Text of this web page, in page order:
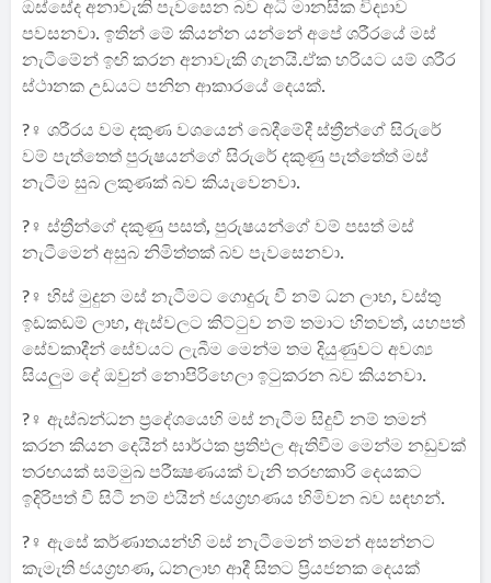
ඔස්‌සේද අනාවැකි පැවසෙන බව අධි මානසික විද්‍යාව
පවසනවා. ඉතින් මේ කියන්න යන්නේ අපේ ශරීරයේ මස්
නැටීමේන් ඉඟි කරන අනාවැකි ගැනයි.ඒක හරියට යම් ශරීර
ස්‌ථානක උඩයට පනින ආකාරයේ දෙයක්.
?‍♀️ ශරීරය වම දකුණ වශයෙන් බෙදීමේදී ස්‌ත්‍රීන්ගේ සිරුරේ
වම් පැත්තෙත් පුරුෂයන්ගේ සිරුරේ දකුණු පැත්තේත් මස්‌
නැටීම සුබ ලකුණක්‌ බව කියැවෙනවා.
?‍♀️ ස්‌ත්‍රීන්ගේ දකුණු පසත්, පුරුෂයන්ගේ වම් පසත් මස්‌
නැටීමෙන් අසුබ නිමිත්තක්‌ බව පැවසෙනවා.
?‍♀️ හිස්‌ මුදුන මස්‌ නැටීමට ගොදුරු වී නම් ධන ලාභ, වස්‌තු
ඉඩකඩම් ලාභ, ඇස්‌වලට කිට්‌ටුව නම් තමාට හිතවත්, යහපත්
සේවකාදීන් සේවයට ලැබීම මෙන්ම තම දියුණුවට අවශ්‍ය
සියලුම දේ ඔවුන් නොපිරිහෙලා ඉටුකරන බව කියනවා.
?‍♀️ ඇස්‌බන්ධන ප්‍රදේශයෙහි මස්‌ නැටීම සිදුවී නම් තමන්
කරන කියන දෙයින් සාර්ථක ප්‍රතිඵල ඇතිවීම මෙන්ම නඩුවක්‌
තරඟයක්‌ සම්මුඛ පරීක්‍ෂණයක්‌ වැනි තරඟකාරි දෙයකට
ඉදිරිපත් වී සිටී නම් එයින් ජයග්‍රහණය හිමිවන බව සඳහන්.
?‍♀️ ඇසේ කර්ණාතයන්හි මස්‌ නැටීමෙන් තමන් අසන්නට
කැමැති ජයග්‍රහණ, ධනලාභ ආදී සිතට ප්‍රියජනක දෙයක්‌